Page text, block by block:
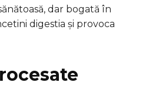
dar bogată în
digestia și provoca